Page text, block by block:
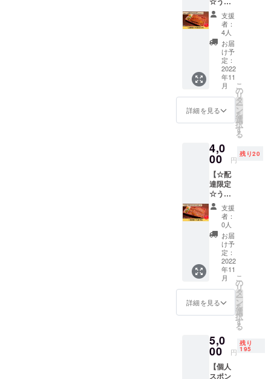
用に限
らせて
いただ
きま
す。 ※
店舗ま
での交
通費は
支援者
さまの
ご負担
となり
から1年
以内に
くださ
い。
重（鰻
まみ
れ）】
うな重
（鰻ま
みれ）1
個のお
値段で
次回使
えるう
な重
（鰻ま
事券1回
分をお
渡しい
たしま
す。 ※
店頭で
のご利
用に限
らせて
いただ
きま
す。 ※
店舗ま
での交
通費は
支援者
さまの
※2022
年11月
以内に
支援
者：
4人
お届
け予
定：
2022
年11
月
詳細を見る
こ
の
リ
タ
ー
ン
を
選
択
す
る
4,0
00 円
残り20
【☆配
達限定
☆うな
重（特
上）】
うな重
（特
上）の
配達1個
分のお
値段で2
個お届
けさせ
ていた
だきま
リアは
大阪市
内限定
となり
支援
者：
0人
お届
け予
定：
2022
年11
月
詳細を見る
こ
の
リ
タ
ー
ン
を
選
択
す
る
5,0
00 円
残り
195
【個人
スポン